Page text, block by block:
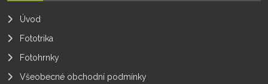
Úvod
Fototrika
Fotohrnky
Všeobecné obchodní podmínky